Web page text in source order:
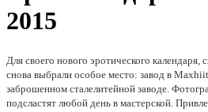
2015
Для своего нового эротического
снова выбрали особое место: завод в
заброшенном сталелитейной заводе.
подсластят любой день в мастерской.